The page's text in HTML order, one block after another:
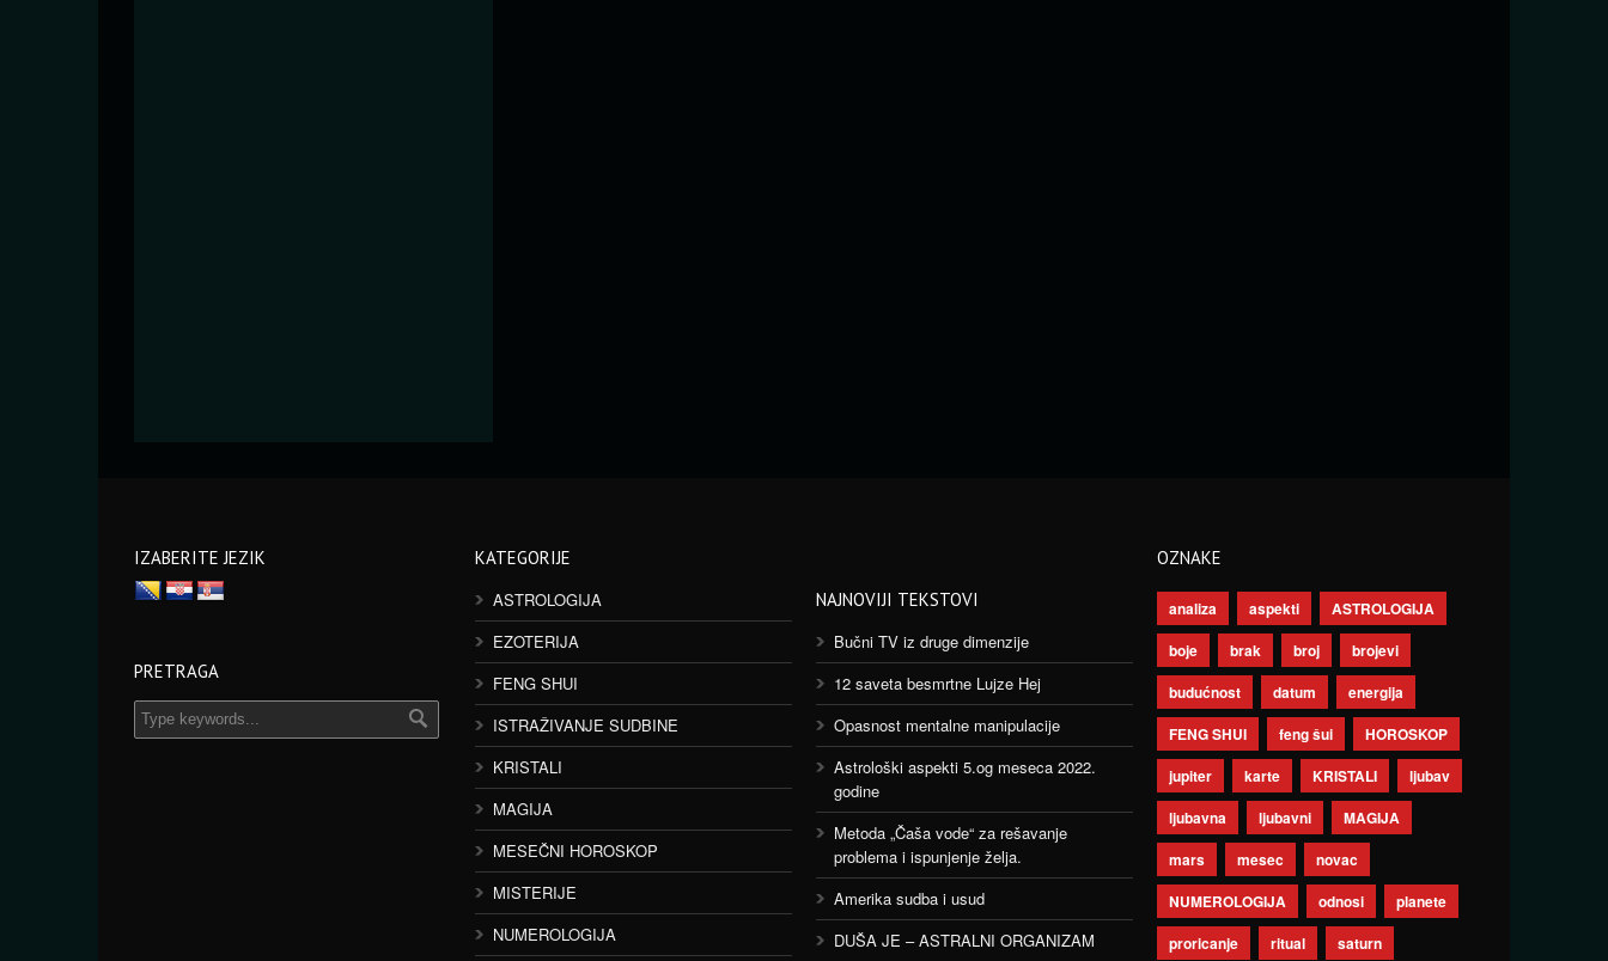
IZABERITE JEZIK
PRETRAGA
KATEGORIJE
ASTROLOGIJA
EZOTERIJA
FENG SHUI
ISTRAŽIVANJE SUDBINE
KRISTALI
MAGIJA
MESEČNI HOROSKOP
MISTERIJE
NUMEROLOGIJA
NAJNOVIJI TEKSTOVI
Bučni TV iz druge dimenzije
12 saveta besmrtne Lujze Hej
Opasnost mentalne manipulacije
Astrološki aspekti 5.og meseca 2022.
godine
Metoda „Čaša vode“ za rešavanje
problema i ispunjenje želja.
Amerika sudba i usud
DUŠA JE – ASTRALNI ORGANIZAM
OZNAKE
analiza aspekti
ASTROLOGIJA
boje
brak broj
brojevi
budućnost
datum
energija
FENG SHUI
feng šui
HOROSKOP
jupiter
karte KRISTALI
ljubav
ljubavna
ljubavni
MAGIJA
mars
mesec
novac
NUMEROLOGIJA
odnosi
planete
proricanje
ritual saturn